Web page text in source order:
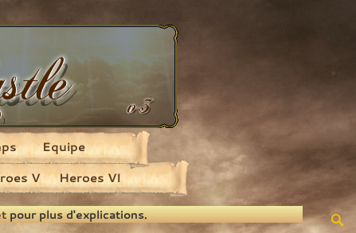
V Heroes VI
Equipe
pour plus d'explications.